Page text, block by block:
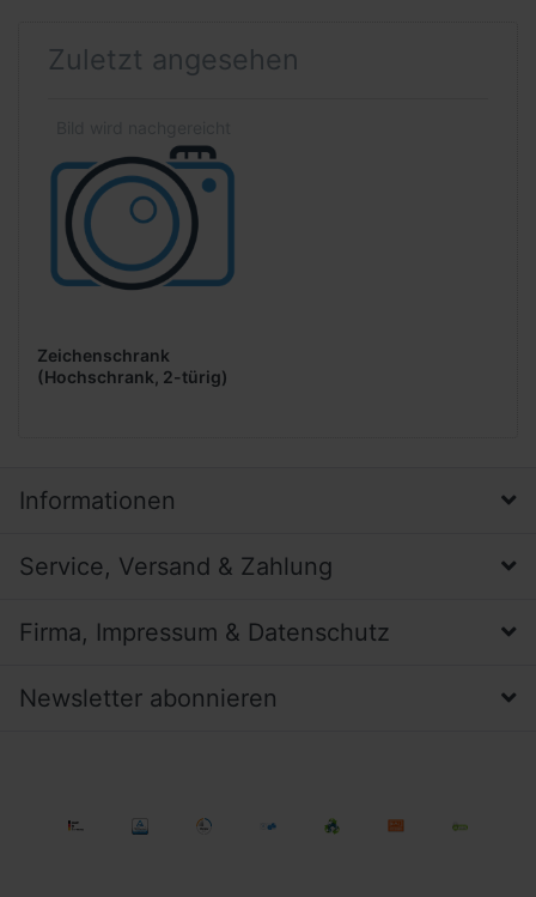
Zuletzt angesehen
Zeichenschrank
(Hochschrank, 2-türig)
Informationen
Service, Versand & Zahlung
Firma, Impressum & Datenschutz
Newsletter abonnieren